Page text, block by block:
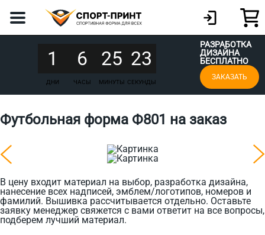
1
ДНИ
6
ЧАСЫ
25
МИНУТЫ
23
СЕКУНДЫ
РАЗРАБОТКА
ДИЗАЙНА
БЕСПЛАТНО
ЗАКАЗАТЬ
Футбольная форма Ф801 на заказ
В цену входит материал на выбор, разработка дизайна,
нанесение всех надписей, эмблем/логотипов, номеров и
фамилий. Вышивка рассчитывается отдельно. Оставьте
заявку менеджер свяжется с вами ответит на все вопросы,
подберем лучший материал.